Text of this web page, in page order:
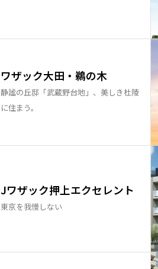
ワザック大田・鵜の木
静謐の丘邸「武蔵野台地」、美しき杜陵
に住まう。
Jワザック押上エクセレント
東京を我慢しない